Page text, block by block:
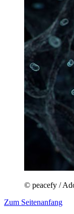
© peacefy /
Zum Seitenanfang